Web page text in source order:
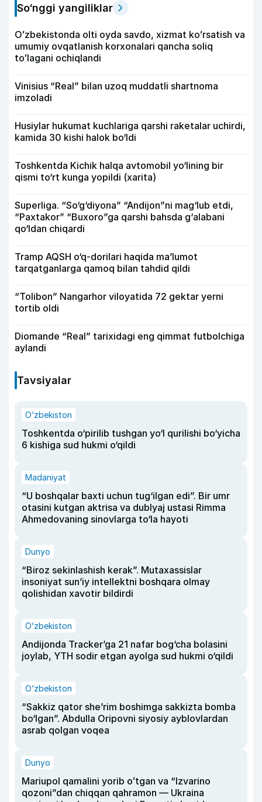
So‘nggi yangiliklar
Oʻzbekistonda olti oyda savdo, xizmat koʻrsatish va
umumiy ovqatlanish korxonalari qancha soliq
toʻlagani ochiqlandi
Vinisius “Real” bilan uzoq muddatli shartnoma
imzoladi
Husiylar hukumat kuchlariga qarshi raketalar uchirdi,
kamida 30 kishi halok bo‘ldi
Toshkentda Kichik halqa avtomobil yo‘lining bir
qismi to‘rt kunga yopildi (xarita)
Superliga. “So‘g‘diyona” “Andijon”ni mag‘lub etdi,
“Paxtakor” “Buxoro”ga qarshi bahsda g‘alabani
qo‘ldan chiqardi
Tramp AQSH o‘q-dorilari haqida ma’lumot
tarqatganlarga qamoq bilan tahdid qildi
“Tolibon” Nangarhor viloyatida 72 gektar yerni
tortib oldi
Diomande “Real” tarixidagi eng qimmat futbolchiga
aylandi
Tavsiyalar
O‘zbekiston
Toshkentda o‘pirilib tushgan yo‘l qurilishi bo‘yicha
6 kishiga sud hukmi o‘qildi
Madaniyat
“U boshqalar baxti uchun tug‘ilgan edi”. Bir umr
otasini kutgan aktrisa va dublyaj ustasi Rimma
Ahmedovaning sinovlarga to‘la hayoti
Dunyo
“Biroz sekinlashish kerak”. Mutaxassislar
insoniyat sun’iy intellektni boshqara olmay
qolishidan xavotir bildirdi
O‘zbekiston
Andijonda Tracker’ga 21 nafar bog‘cha bolasini
joylab, YTH sodir etgan ayolga sud hukmi o‘qildi
O‘zbekiston
“Sakkiz qator she’rim boshimga sakkizta bomba
bo‘lgan”. Abdulla Oripovni siyosiy ayblovlardan
asrab qolgan voqea
Dunyo
Mariupol qamalini yorib oʻtgan va “Izvarino
qozoni”dan chiqqan qahramon — Ukraina